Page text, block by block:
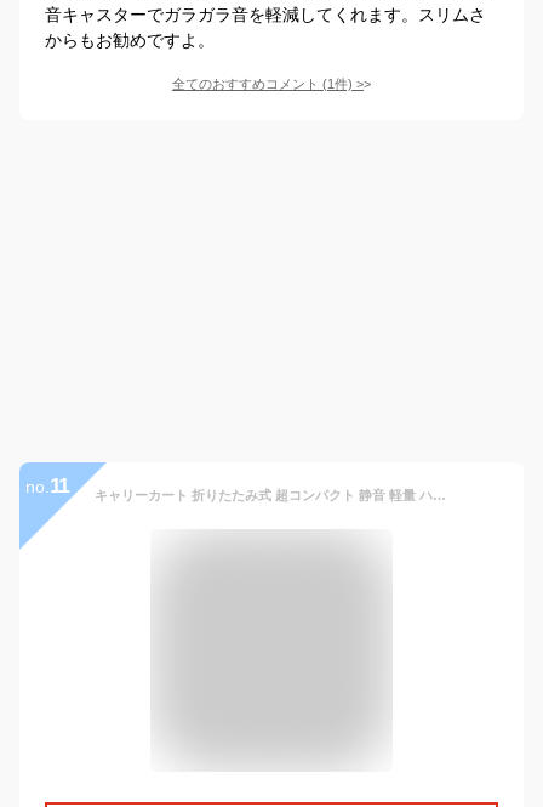
音キャスターでガラガラ音を軽減してくれます。スリムさ
からもお勧めですよ。
全てのおすすめコメント (1件) >
no. 11 キャリーカート 折りたたみ式 超コンパクト 静音 軽量 ハンドキャリー 折り畳み 滑り止め 大型タイヤ 耐荷重50kg 固定ロープ付き 運動会 買い物 引っ越し 荷物運び用